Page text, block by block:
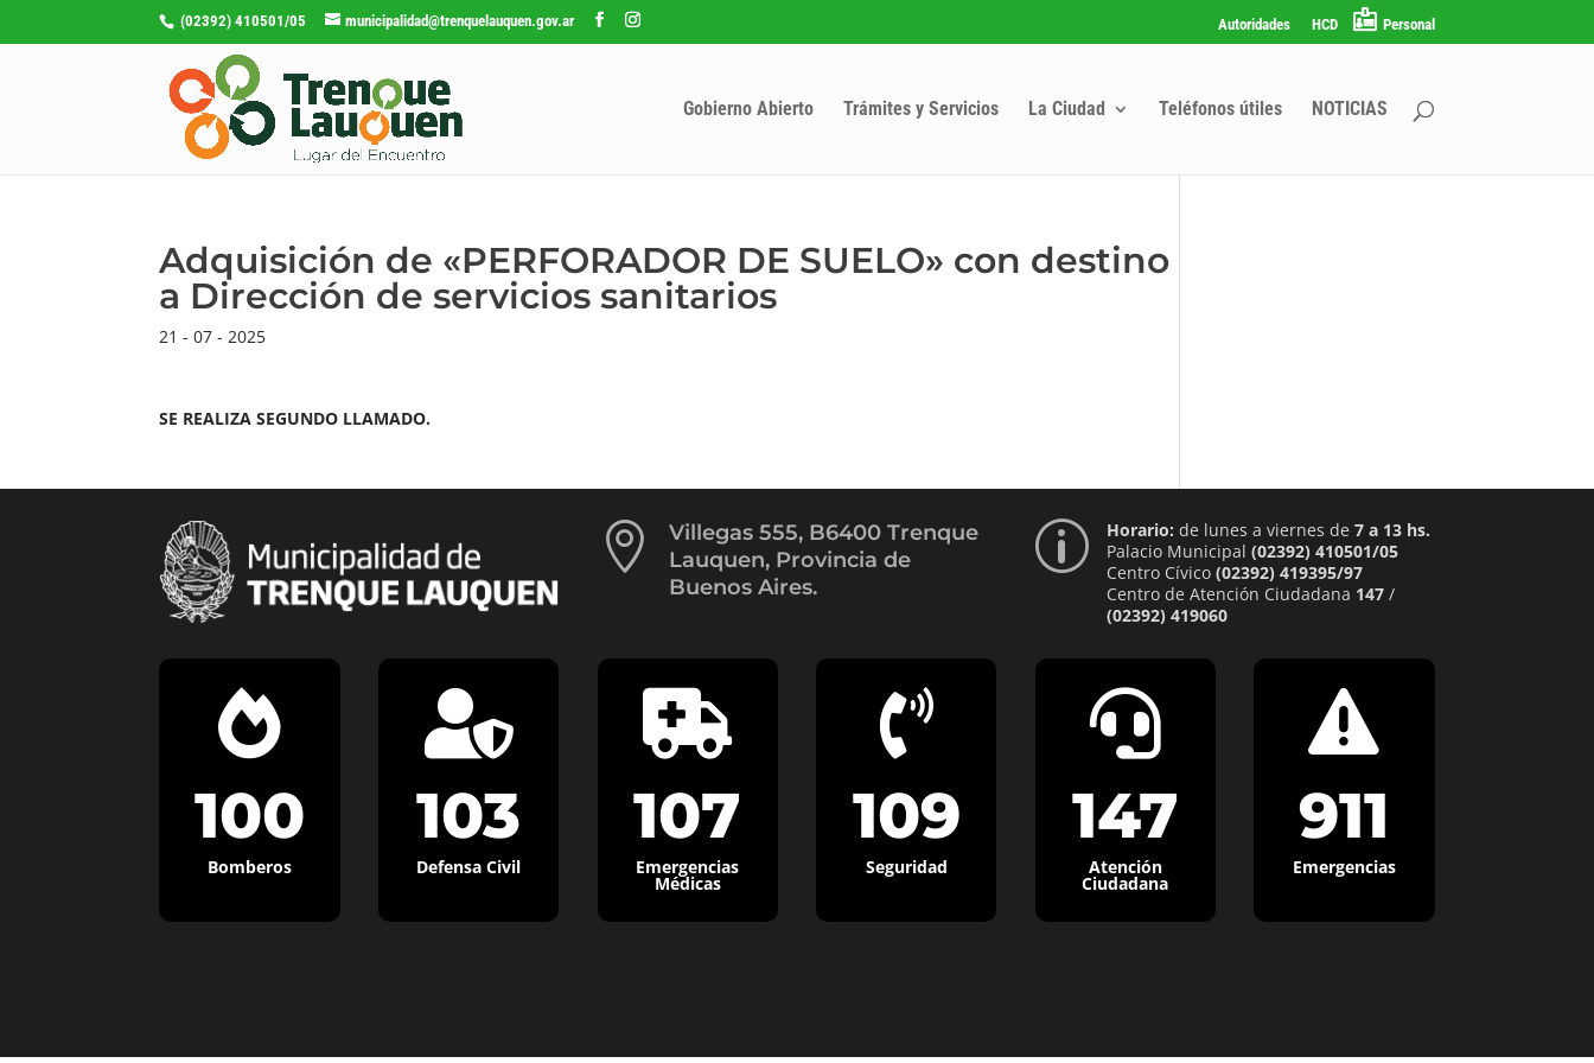
(02392) 410501/05 municipalidad@trenquelauquen.gov.ar Autoridades HCD Personal
Gobierno Abierto Trámites y Servicios La Ciudad Teléfonos útiles NOTICIAS
Adquisición de «PERFORADOR DE SUELO» con destino
a Dirección de servicios sanitarios
21 - 07 - 2025
SE REALIZA SEGUNDO LLAMADO.

Villegas 555, B6400 Trenque
Lauquen, Provincia de
Buenos Aires.
p Horario: de lunes a viernes de 7 a 13 hs.
Palacio Municipal (02392) 410501/05
Centro Cívico (02392) 419395/97
Centro de Atención Ciudadana 147/
(02392) 419060

100
Bomberos

103
Defensa Civil

107
Emergencias
Médicas

109
Seguridad

147
Atención
Ciudadana

911
Emergencias